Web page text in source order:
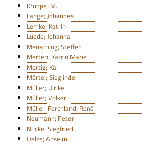
Kruppe; M.
Lange; Johannes
Lemke; Katrin
Lüdde; Johanna
Mensching; Steffen
Merten; Katrin Marie
Mertig; Kai
Mörtel; Sieglinde
Müller; Ulrike
Müller; Volker
Müller-Ferchland; René
Neumann; Peter
Nucke; Siegfried
Oelze; Anselm